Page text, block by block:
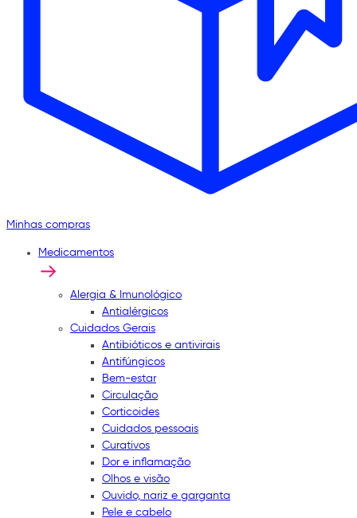
Minhas compras
Medicamentos
Alergia & Imunológico
Antialérgicos
Cuidados Gerais
Antibióticos e antivirais
Antifúngicos
Bem-estar
Circulação
Corticoides
Cuidados pessoais
Curativos
Dor e inflamação
Olhos e visão
Ouvido, nariz e garganta
Pele e cabelo